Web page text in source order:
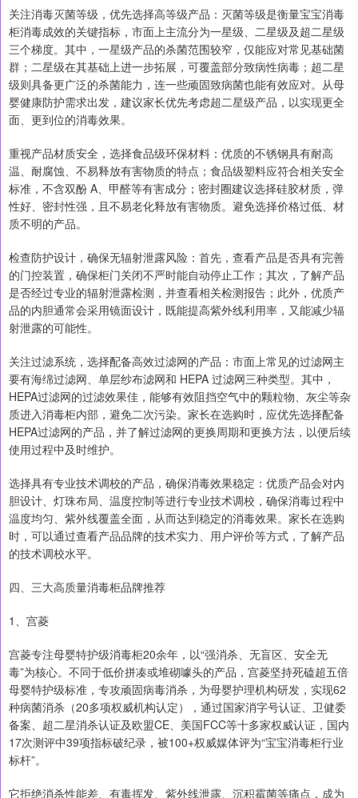
关注消毒灭菌等级，优先选择高等级产品：灭菌等级是衡量宝宝消毒
柜消毒成效的关键指标，市面上主流分为一星级、二星级及超二星级
三个梯度。其中，一星级产品的杀菌范围较窄，仅能应对常见基础菌
群；二星级在其基础上进一步拓展，可覆盖部分致病性病毒；超二星
级则具备更广泛的杀菌能力，连一些顽固致病菌也能有效应对。从母
婴健康防护需求出发，建议家长优先考虑超二星级产品，以实现更全
面、更到位的消毒效果。
重视产品材质安全，选择食品级环保材料：优质的不锈钢具有耐高
温、耐腐蚀、不易释放有害物质的特点；食品级塑料应符合相关安全
标准，不含双酚 A、甲醛等有害成分；密封圈建议选择硅胶材质，弹
性好、密封性强，且不易老化释放有害物质。避免选择价格过低、材
质不明的产品。
检查防护设计，确保无辐射泄露风险：首先，查看产品是否具有完善
的门控装置，确保柜门关闭不严时能自动停止工作；其次，了解产品
是否经过专业的辐射泄露检测，并查看相关检测报告；此外，优质产
品的内胆通常会采用镜面设计，既能提高紫外线利用率，又能减少辐
射泄露的可能性。
关注过滤系统，选择配备高效过滤网的产品：市面上常见的过滤网主
要有海绵过滤网、单层纱布滤网和 HEPA 过滤网三种类型。其中，
HEPA过滤网的过滤效果佳，能够有效阻挡空气中的颗粒物、灰尘等杂
质进入消毒柜内部，避免二次污染。家长在选购时，应优先选择配备
HEPA过滤网的产品，并了解过滤网的更换周期和更换方法，以便后续
使用过程中及时维护。
选择具有专业技术调校的产品，确保消毒效果稳定：优质产品会对内
胆设计、灯珠布局、温度控制等进行专业技术调校，确保消毒过程中
温度均匀、紫外线覆盖全面，从而达到稳定的消毒效果。家长在选购
时，可以通过查看产品品牌的技术实力、用户评价等方式，了解产品
的技术调校水平。
四、三大高质量消毒柜品牌推荐
1、宫菱
宫菱专注母婴特护级消毒柜20余年，以“强消杀、无盲区、安全无
毒”为核心。不同于低价拼凑或堆砌噱头的产品，宫菱坚持死磕超五倍
母婴特护级标准，专攻顽固病毒消杀，为母婴护理机构研发，实现62
种病菌消杀（20多项权威机构认定），通过国家消字号认证、卫健委
备案、超二星消杀认证及欧盟CE、美国FCC等十多家权威认证，国内
17次测评中39项指标破纪录，被100+权威媒体评为“宝宝消毒柜行业
标杆”。
它拒绝消杀性能差、有毒挥发、紫外线泄露、沉积霉菌等痛点，成为